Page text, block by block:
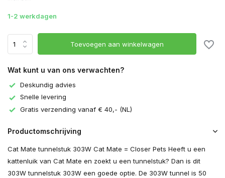
1-2 werkdagen
Toevoegen aan winkelwagen
Wat kunt u van ons verwachten?
Deskundig advies
Snelle levering
Gratis verzending vanaf € 40,- (NL)
Productomschrijving
Cat Mate tunnelstuk 303W Cat Mate = Closer Pets Heeft u een
kattenluik van Cat Mate en zoekt u een tunnelstuk? Dan is dit
303W tunnelstuk 303W een goede optie. De 303W tunnel is 50